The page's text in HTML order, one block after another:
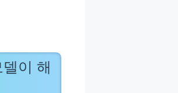
이 해